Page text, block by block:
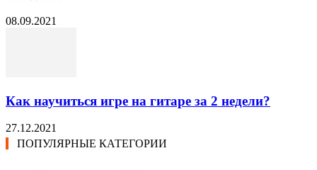
08.09.2021
Как научиться игре на гитаре за 2 недели?
27.12.2021
ПОПУЛЯРНЫЕ КАТЕГОРИИ